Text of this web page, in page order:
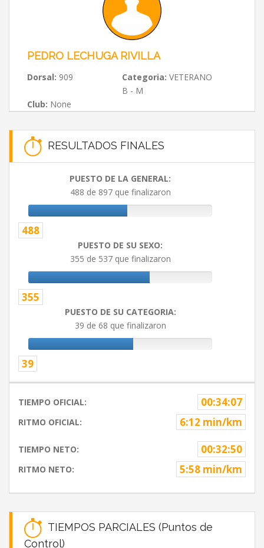
PEDRO LECHUGA RIVILLA
Dorsal: 909 Categoria: VETERANO
B - M
Club: None
RESULTADOS FINALES
PUESTO DE LA GENERAL:
488 de 897 que finalizaron
488
PUESTO DE SU SEXO:
355 de 537 que finalizaron
355
PUESTO DE SU CATEGORIA:
39 de 68 que finalizaron
39
TIEMPO OFICIAL: 00:34:07
RITMO OFICIAL: 6:12 min/km
TIEMPO NETO: 00:32:50
RITMO NETO: 5:58 min/km
TIEMPOS PARCIALES (Puntos de
Control)